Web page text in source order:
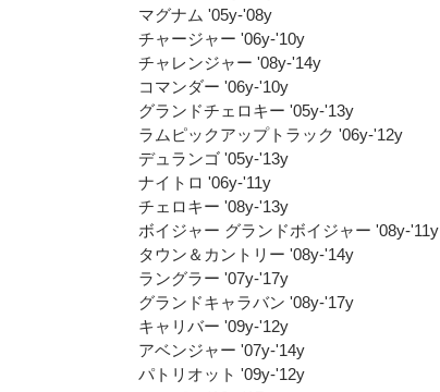
マグナム '05y-'08y
チャージャー '06y-'10y
チャレンジャー '08y-'14y
コマンダー '06y-'10y
グランドチェロキー '05y-'13y
ラムピックアップトラック '06y-'12y
デュランゴ '05y-'13y
ナイトロ '06y-'11y
チェロキー '08y-'13y
ボイジャー グランドボイジャー '08y-'11y
タウン＆カントリー '08y-'14y
ラングラー '07y-'17y
グランドキャラバン '08y-'17y
キャリバー '09y-'12y
アベンジャー '07y-'14y
パトリオット '09y-'12y